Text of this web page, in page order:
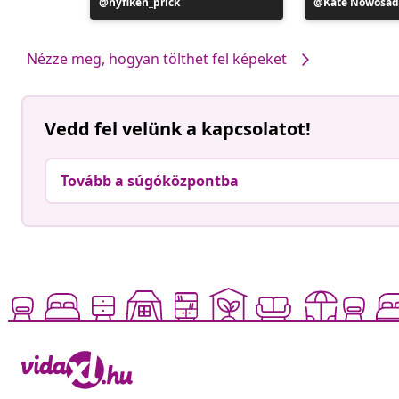
közzétevője
közzétevője
Nézze meg, hogyan tölthet fel képeket
Vedd fel velünk a kapcsolatot!
Tovább a súgóközpontba